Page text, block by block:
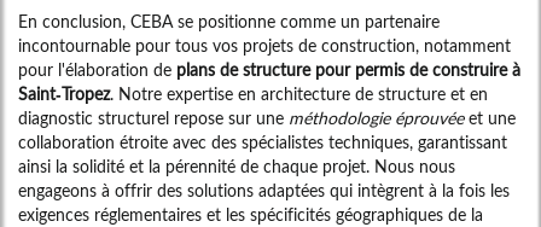
En conclusion, CEBA se positionne comme un partenaire
incontournable pour tous vos projets de construction, notamment
pour l'élaboration de plans de structure pour permis de construire à
Saint-Tropez. Notre expertise en architecture de structure et en
diagnostic structurel repose sur une méthodologie éprouvéeet une
collaboration étroite avec des spécialistes techniques, garantissant
ainsi la solidité et la pérennité de chaque projet. Nous nous
engageons à offrir des solutions adaptées qui intègrent à la fois les
exigences réglementaires et les spécificités géographiques de la